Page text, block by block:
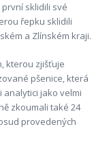
první sklidili své
řepku sklidili
a Zlínském kraji.
kterou zjišťuje
pšenice, která
jako velmi
zkoumali také 24
provedených